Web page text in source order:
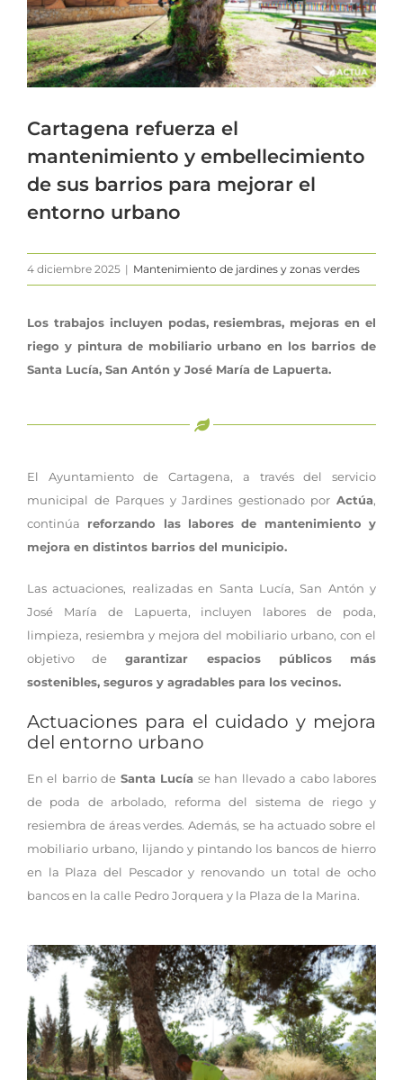
Cartagena refuerza el
mantenimiento y embellecimiento
de sus barrios para mejorar el
entorno urbano
4 diciembre 2025 | Mantenimiento de jardines y zonas verdes
Los trabajos incluyen podas, resiembras, mejoras en el
riego y pintura de mobiliario urbano en los barrios de
Santa Lucía, San Antón y José María de Lapuerta.
El Ayuntamiento de Cartagena, a través del servicio
municipal de Parques y Jardines gestionado por Actúa,
continúa reforzando las labores de mantenimiento y
mejora en distintos barrios del municipio.
Las actuaciones, realizadas en Santa Lucía, San Antón y
José María de Lapuerta, incluyen labores de poda,
limpieza, resiembra y mejora del mobiliario urbano, con el
objetivo de garantizar espacios públicos más
sostenibles, seguros y agradables para los vecinos.
Actuaciones para el cuidado y mejora
del entorno urbano
En el barrio de Santa Lucía se han llevado a cabo labores
de poda de arbolado, reforma del sistema de riego y
resiembra de áreas verdes. Además, se ha actuado sobre el
mobiliario urbano, lijando y pintando los bancos de hierro
en la Plaza del Pescador y renovando un total de ocho
bancos en la calle Pedro Jorquera y la Plaza de la Marina.